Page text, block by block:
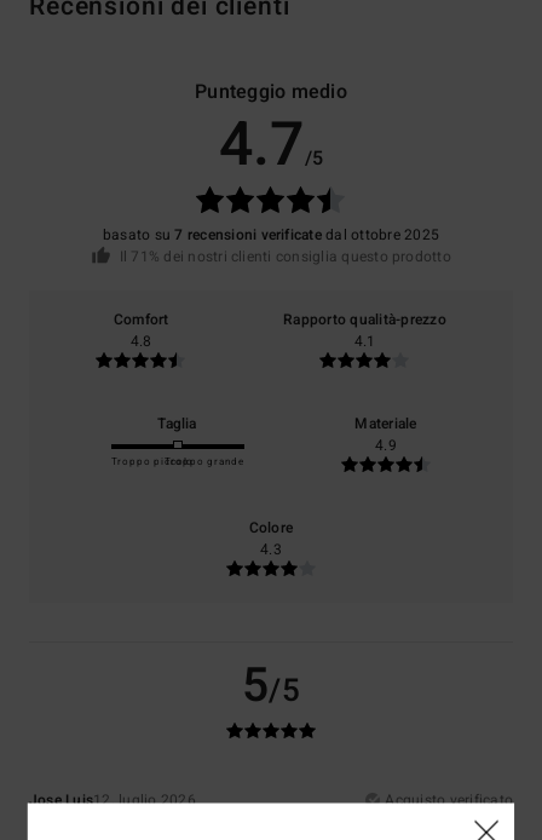
Punteggio medio
4.7/5
basato su7 recensioni verificatedal ottobre 2025
Il 71% dei nostri clienti consiglia questo prodotto
Comfort
4.8
Rapporto qualità-prezzo
4.1
Taglia
Troppo piccoloTroppo grande
Materiale
4.9
Colore
4.3
5/5
Jose Luis12. luglio 2026
Acquisto verificato